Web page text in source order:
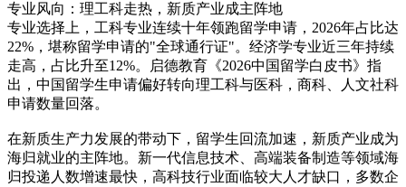
专业风向：理工科走热，新质产业成主阵地
专业选择上，工科专业连续十年领跑留学申请，2026年占比达
22%，堪称留学申请的"全球通行证"。经济学专业近三年持续
走高，占比升至12%。启德教育《2026中国留学白皮书》指
出，中国留学生申请偏好转向理工科与医科，商科、人文社科
申请数量回落。
在新质生产力发展的带动下，留学生回流加速，新质产业成为
海归就业的主阵地。新一代信息技术、高端装备制造等领域海
归投递人数增速最快，高科技行业面临较大人才缺口，多数企